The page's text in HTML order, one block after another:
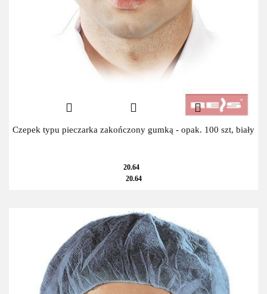
Czepek typu pieczarka zakończony gumką - opak. 100 szt, biały
20.64
20.64